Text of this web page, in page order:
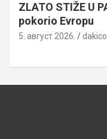
ZLATO STIŽE U
pokorio Evropu
5. август 2026.